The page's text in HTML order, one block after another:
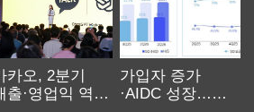
카오, 2분기
출·영업익 역대
가입자 증가
·AIDC 성장…